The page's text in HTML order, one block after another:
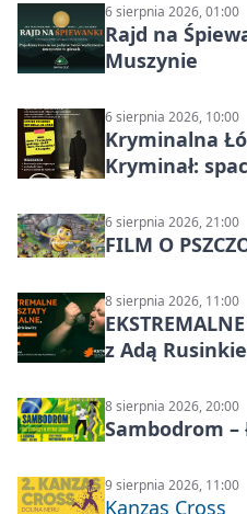
6 sierpnia 2026, 01:00
Rajd na
Muszynie
6 sierpnia 2026, 10:00
Kryminalna
Kryminał:
6 sierpnia 2026, 21:00
FILM O
8 sierpnia 2026, 11:00
z Adą
8 sierpnia 2026, 20:00
Sambodrom –
9 sierpnia 2026, 11:00
Kanzas Cross